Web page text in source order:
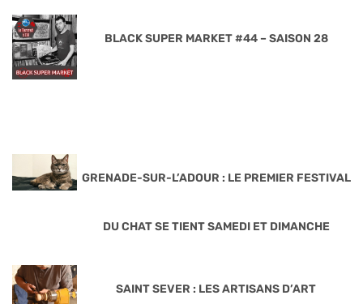
BLACK SUPER MARKET #44 – SAISON 28
GRENADE-SUR-L’ADOUR : LE PREMIER FESTIVAL
DU CHAT SE TIENT SAMEDI ET DIMANCHE
SAINT SEVER : LES ARTISANS D’ART